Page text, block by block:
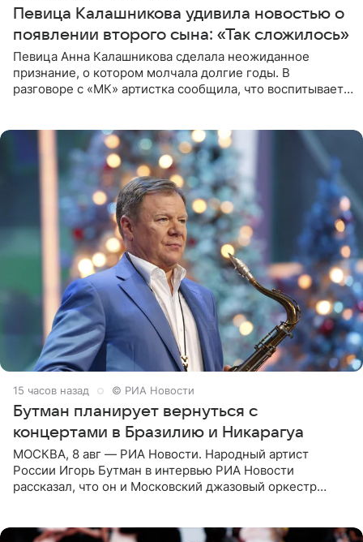
Певица Калашникова удивила новостью о
появлении второго сына: «Так сложилось»
Певица Анна Калашникова сделала неожиданное
признание, о котором молчала долгие годы. В
разговоре с «МК» артистка сообщила, что воспитывает
15 часов назад © РИА Новости
Бутман планирует вернуться с
концертами в Бразилию и Никарагуа
МОСКВА, 8 авг — РИА Новости. Народный артист
России Игорь Бутман в интервью РИА Новости
рассказал, что он и Московский джазовый оркестр